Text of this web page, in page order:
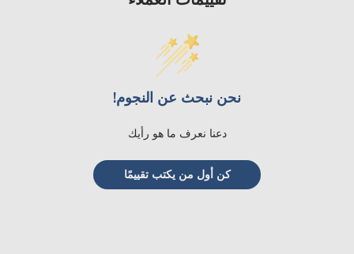
نحن نبحث عن النجوم!
دعنا نعرف ما هو رأيك
كن أول من يكتب تقييمًا